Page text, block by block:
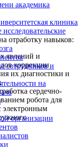
академика
клиника
сотрудников и
на
организации
отработку навыков:
явлений и
коррекции
их диагностики и
сердечно-
робота для
электронным